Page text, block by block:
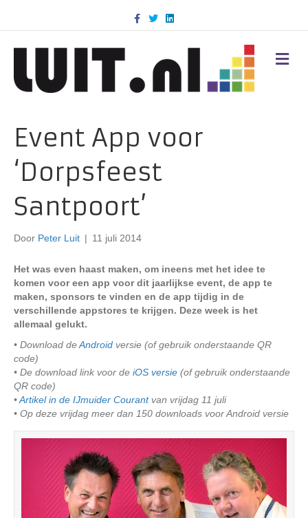
c
k
T
w
i
n
d
M
E
Event App voor
‘Dorpsfeest
Santpoort’
Door Peter Luit | 11 juli 2014
Het was even haast maken, om ineens met het idee te
komen voor een app voor dit jaarlijkse event, de app te
maken, sponsors te vinden en de app tijdig in de
verschillende appstores te krijgen. Deze week is het
allemaal gelukt.
• Download deAndroid versie (of gebruik onderstaande QR
code)
• De download link voor de iOS versie (of gebruik onderstaande
QR code)
•Artikel in de IJmuider Courantvan vrijdag 11 juli
• Op deze vrijdag meer dan 150 downloads voor Android versie